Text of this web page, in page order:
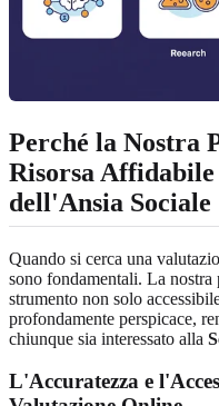
Perché la Nostra
Risorsa
dell'Ansia Sociale
Quando si cerca una
sono fondamentali. La
strumento non solo
profondamente perspicace,
chiunque sia interessato alla
L'Accuratezza e